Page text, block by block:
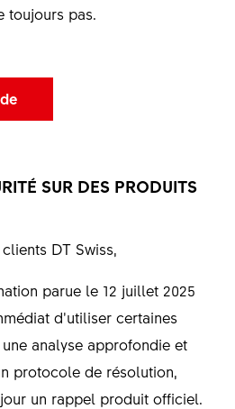
toujours pas.
SUR DES PRODUITS
DT Swiss,
parue le 12 juillet 2025
d’utiliser certaines
analyse approfondie et
protocole de résolution,
un rappel produit officiel.